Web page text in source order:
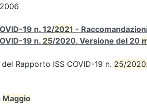
19 n. 12/2021 -
19 n. 25/2020. Versione del 20
Rapporto ISS COVID-19 n. 25/2020.
Maggio